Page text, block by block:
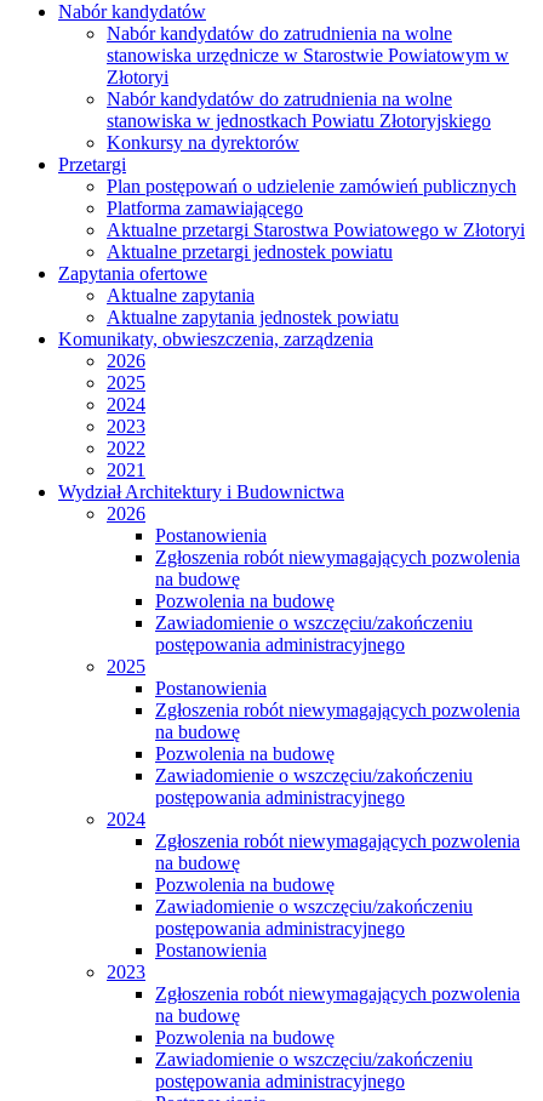
Nabór kandydatów
Nabór kandydatów do zatrudnienia na wolne
stanowiska urzędnicze w Starostwie Powiatowym w
Złotoryi
Nabór kandydatów do zatrudnienia na wolne
stanowiska w jednostkach Powiatu Złotoryjskiego
Konkursy na dyrektorów
Przetargi
Plan postępowań o udzielenie zamówień publicznych
Platforma zamawiającego
Aktualne przetargi Starostwa Powiatowego w Złotoryi
Aktualne przetargi jednostek powiatu
Zapytania ofertowe
Aktualne zapytania
Aktualne zapytania jednostek powiatu
Komunikaty, obwieszczenia, zarządzenia
2026
2025
2024
2023
2022
2021
Wydział Architektury i Budownictwa
2026
Postanowienia
Zgłoszenia robót niewymagających pozwolenia
na budowę
Pozwolenia na budowę
Zawiadomienie o wszczęciu/zakończeniu
postępowania administracyjnego
2025
Postanowienia
Zgłoszenia robót niewymagających pozwolenia
na budowę
Pozwolenia na budowę
Zawiadomienie o wszczęciu/zakończeniu
postępowania administracyjnego
2024
Zgłoszenia robót niewymagających pozwolenia
na budowę
Pozwolenia na budowę
Zawiadomienie o wszczęciu/zakończeniu
postępowania administracyjnego
Postanowienia
2023
Zgłoszenia robót niewymagających pozwolenia
na budowę
Pozwolenia na budowę
Zawiadomienie o wszczęciu/zakończeniu
postępowania administracyjnego